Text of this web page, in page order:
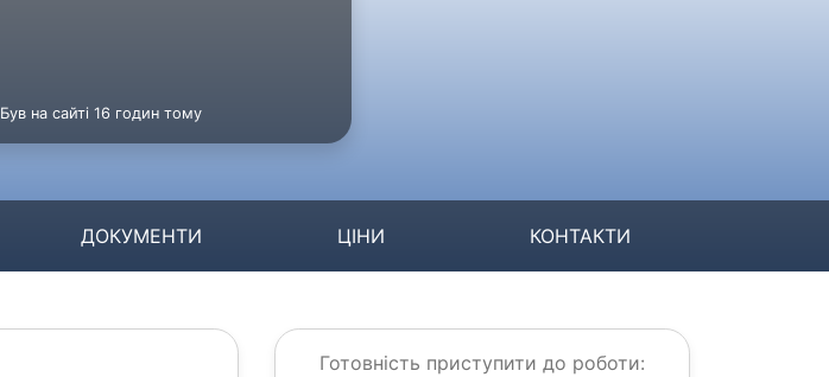
Був на сайті 16 годин тому
ДОКУМЕНТИ ЦІНИ КОНТАКТИ
Готовність приступити до роботи: